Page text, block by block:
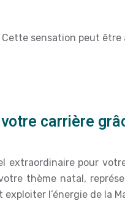
sensation peut être
carrière
extraordinaire pour
thème natal,
l’énergie de la